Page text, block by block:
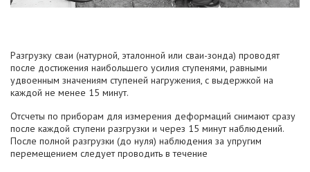
Разгрузку сваи (натурной, эталонной или сваи-зонда) проводят
после достижения наибольшего усилия ступенями, равными
удвоенным значениям ступеней нагружения, с выдержкой на
каждой не менее 15 минут.
Отсчеты по приборам для измерения деформаций снимают сразу
после каждой ступени разгрузки и через 15 минут наблюдений.
После полной разгрузки (до нуля) наблюдения за упругим
перемещением следует проводить в течение